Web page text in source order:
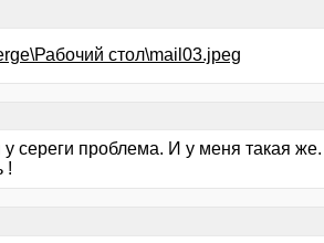
стол\mail03.jpeg
сереги проблема. И у меня такая же.
!